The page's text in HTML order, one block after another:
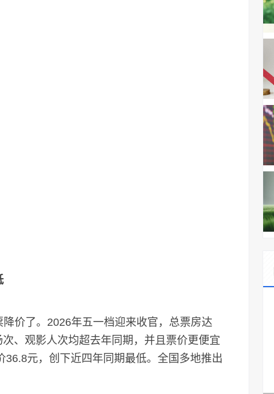
了。2026年五一档迎来收官，总票房达
、观影人次均超去年同期，并且票价更便宜
36.8元，创下近四年同期最低。全国多地推出